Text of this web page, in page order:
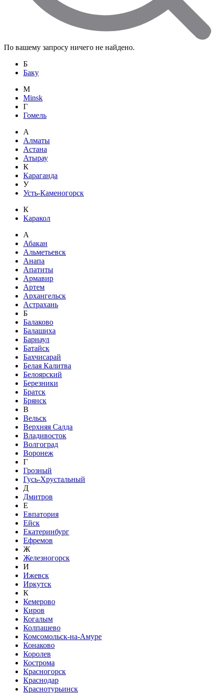
По вашему запросу ничего не найдено.
Б
Баку
M
Minsk
Г
Гомель
А
Алматы
Астана
Атырау
К
Караганда
У
Усть-Каменогорск
К
Каракол
А
Абакан
Альметьевск
Анапа
Апатиты
Армавир
Артем
Архангельск
Астрахань
Б
Балаково
Балашиха
Барнаул
Батайск
Бахчисарай
Белая Калитва
Белоярский
Березники
Братск
Брянск
В
Вельск
Верхняя Салда
Владивосток
Волгоград
Воронеж
Г
Грозный
Гусь-Хрустальный
Д
Дмитров
Е
Евпатория
Ейск
Екатеринбург
Ефремов
Ж
Железногорск
И
Ижевск
Иркутск
К
Кемерово
Киров
Когалым
Колпашево
Комсомольск-на-Амуре
Конаково
Королев
Кострома
Красногорск
Краснодар
Краснотурьинск